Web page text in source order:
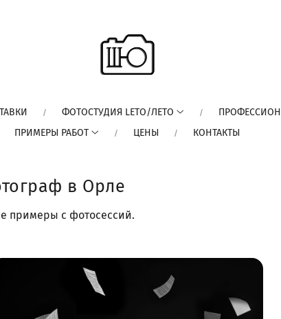
ФОТОСТУДИЯ LETO/ЛЕТО
ПРИМЕРЫ РАБОТ
ЦЕНЫ КОНТАКТЫ
в Орле
примеры с фотосессий.